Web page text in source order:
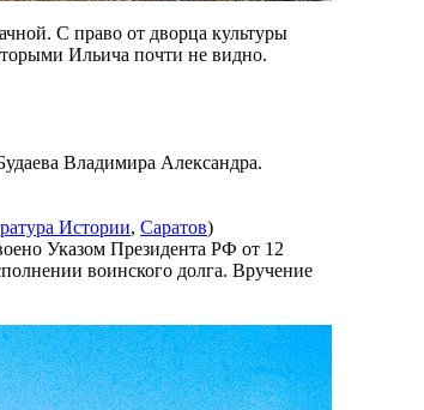
С право от дворца культуры
Ильича почти не видно.
Владимира Александра.
Истории, Саратов)
Указом Президента РФ от 12
воинского долга. Вручение